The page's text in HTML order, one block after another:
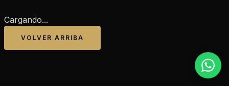
Cargando...
VOLVER ARRIBA